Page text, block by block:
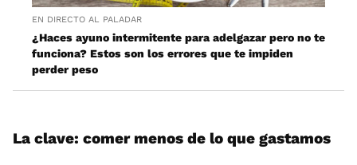
EN DIRECTO AL PALADAR
¿Haces ayuno intermitente para adelgazar pero no te
funciona? Estos son los errores que te impiden
perder peso
La clave: comer menos de lo que gastamos